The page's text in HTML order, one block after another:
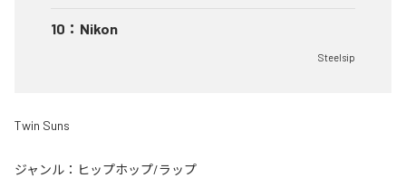
10 ： Nikon
Steelsip
Twin Suns
ジャンル： ヒップホップ/ラップ